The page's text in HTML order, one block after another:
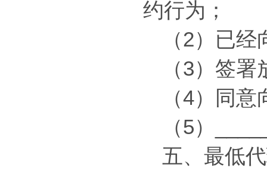
约行为；
（2）已
（3）签
（4）同
（5）
五、最低